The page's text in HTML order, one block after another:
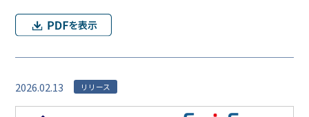
2026.02.13 リリース